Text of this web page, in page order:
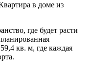
в доме из
где будет расти
кв. м, где каждая